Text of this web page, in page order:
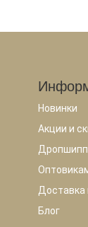
Новинки
Акции и
Доставка
Блог